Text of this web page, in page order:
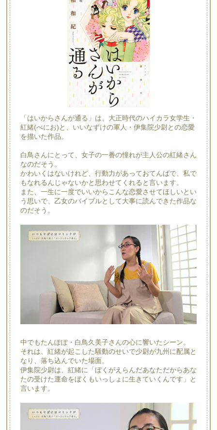
「はいからさんが通る」は、大正時代のハイカラ女学生・
紅緒(べにお)と、いいなずけの軍人・伊集院少尉との恋愛
を描いた作品。
白鳥さんにとって、女子の一番の憧れが主人公の紅緒さん
なのだそう。
かわいくはないけれど、行動力があっておてんばで、私で
もなれるんじゃないかと思わせてくれると言います。
また、一生に一度でいいからこんな恋愛させてほしいとい
う思いで、乙女のバイブルとして大事に読んできた作品な
のだそう。
中でもたんぽぽ・白鳥久美子さんの心に響いたシーン。
それは、紅緒が起こした騒動のせいで少尉が九州に配属と
なり、落ち込んでいた場面。
伊集院少尉は、紅緒に「ぼくがえらんだあなただからあな
たの受けた運命をぼくもいっしょに生きていくんです」と
言います。